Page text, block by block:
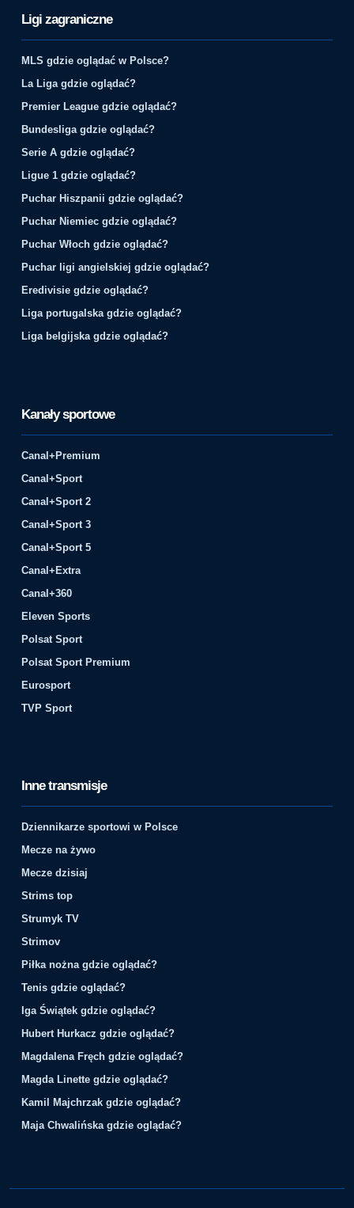
Ligi zagraniczne
MLS gdzie oglądać w Polsce?
La Liga gdzie oglądać?
Premier League gdzie oglądać?
Bundesliga gdzie oglądać?
Serie A gdzie oglądać?
Ligue 1 gdzie oglądać?
Puchar Hiszpanii gdzie oglądać?
Puchar Niemiec gdzie oglądać?
Puchar Włoch gdzie oglądać?
Puchar ligi angielskiej gdzie oglądać?
Eredivisie gdzie oglądać?
Liga portugalska gdzie oglądać?
Liga belgijska gdzie oglądać?
Kanały sportowe
Canal+Premium
Canal+Sport
Canal+Sport 2
Canal+Sport 3
Canal+Sport 5
Canal+Extra
Canal+360
Eleven Sports
Polsat Sport
Polsat Sport Premium
Eurosport
TVP Sport
Inne transmisje
Dziennikarze sportowi w Polsce
Mecze na żywo
Mecze dzisiaj
Strims top
Strumyk TV
Strimov
Piłka nożna gdzie oglądać?
Tenis gdzie oglądać?
Iga Świątek gdzie oglądać?
Hubert Hurkacz gdzie oglądać?
Magdalena Fręch gdzie oglądać?
Magda Linette gdzie oglądać?
Kamil Majchrzak gdzie oglądać?
Maja Chwalińska gdzie oglądać?